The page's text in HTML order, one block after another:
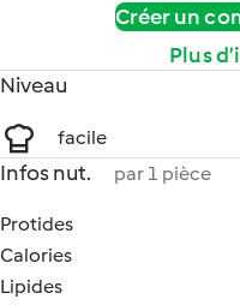
Créer un
Plus
Niveau
facile
Infos nut. par 1 pièce
Protides
Calories
Lipides